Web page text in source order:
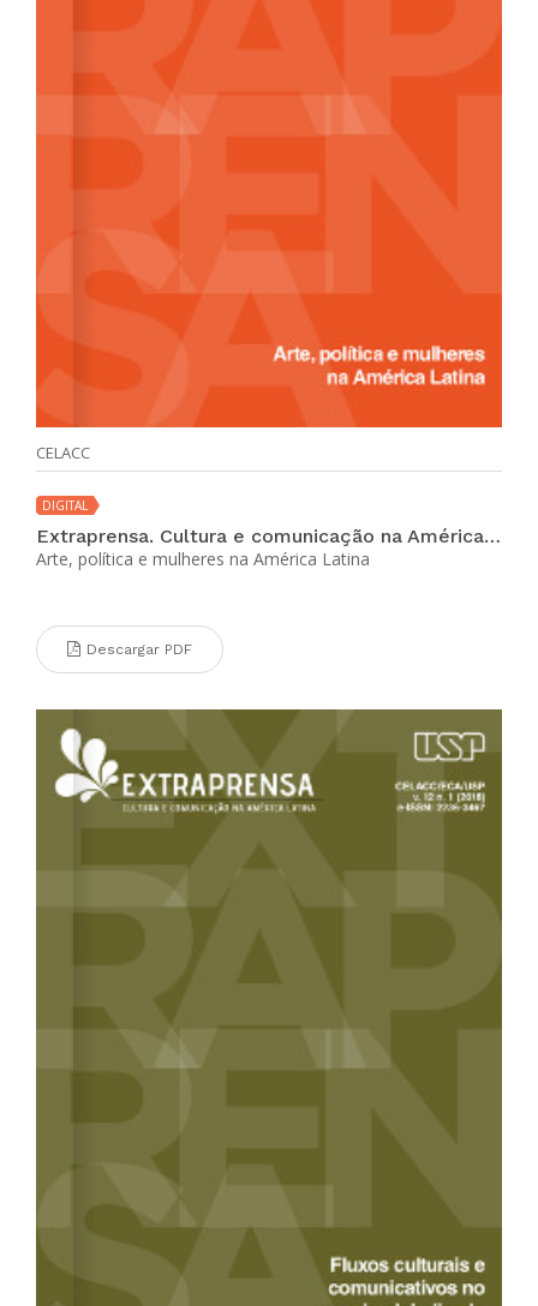
CELACC
DIGITAL
Extraprensa. Cultura e comunicação na América Latina (vol. 12 no. 2 ene-jun 2019)
Arte, política e mulheres na América Latina
Descargar PDF